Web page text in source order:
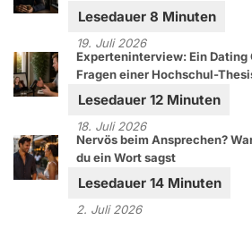
19. Juli 2026
Experteninterview: Ein
Fragen einer Hochschul-
18. Juli 2026
Nervös beim Ansprechen?
du ein Wort sagst
2. Juli 2026